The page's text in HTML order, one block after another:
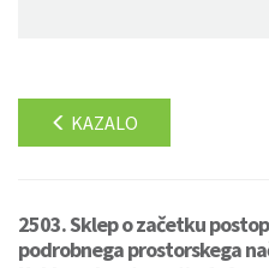
KAZALO
2503. Sklep o začetku
podrobnega prostorskega